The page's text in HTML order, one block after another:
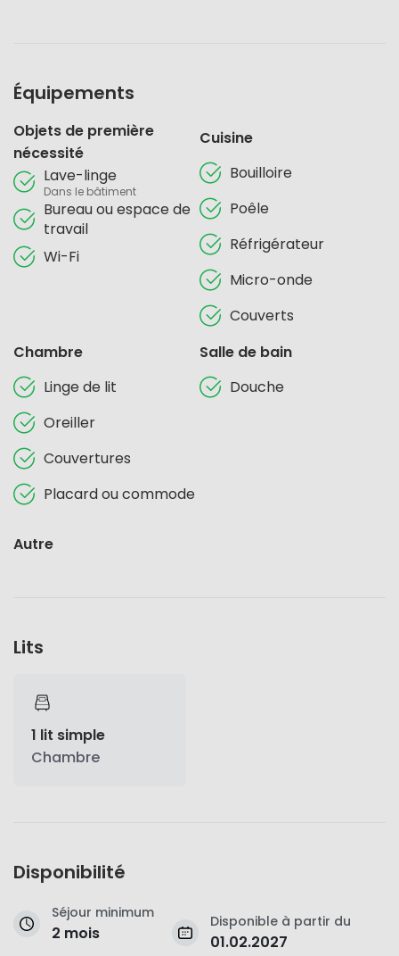
Équipements
Objets de première
nécessité
Lave-linge
Dans le bâtiment
Bureau ou espace de
travail
Wi-Fi
Cuisine
Bouilloire
Poêle
Réfrigérateur
Micro-onde
Couverts
Chambre
Linge de lit
Oreiller
Couvertures
Placard ou commode
Salle de bain
Douche
Autre
Lits
1 lit simple
Chambre
Disponibilité
Séjour minimum
2 mois
Disponible à partir du
01.02.2027